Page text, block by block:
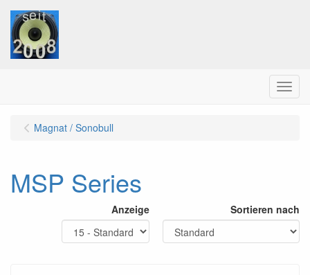
Menu
Magnat / Sonobull
MSP Series
Anzeige Sortieren nach